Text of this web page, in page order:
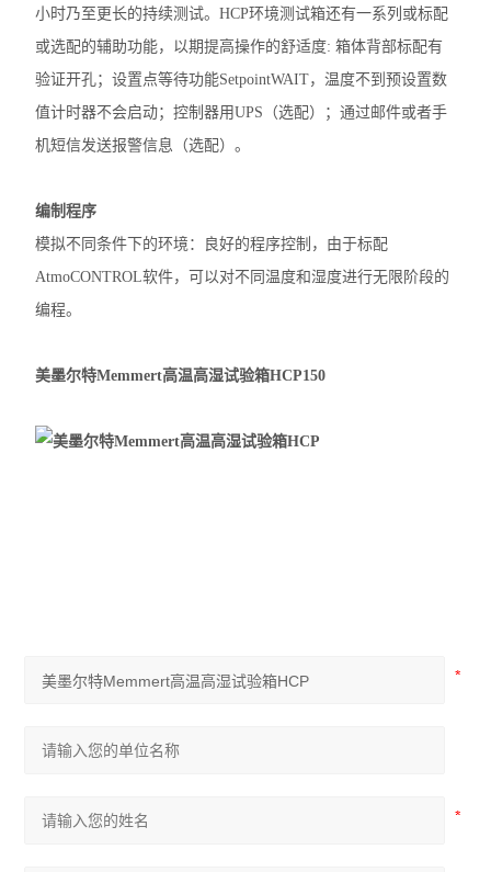
小时乃至更长的持续测试。HCP环境测试箱还有一系列或标配
或选配的辅助功能，以期提高操作的舒适度: 箱体背部标配有
验证开孔；设置点等待功能SetpointWAIT，温度不到预设置数
值计时器不会启动；控制器用UPS（选配）；通过邮件或者手
机短信发送报警信息（选配）。
编制程序
模拟不同条件下的环境：良好的程序控制，由于标配
AtmoCONTROL软件，可以对不同温度和湿度进行无限阶段的
编程。
美墨尔特Memmert高温高湿试验箱HCP150